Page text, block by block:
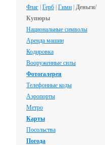
Флаг Герб Гимн Деньги/
Купюры
Национальные символы
Аренда машин
Кодировка
Вооруженные силы
Фотогалерея
Телефонные коды
Аэропорты
Метро
Карты
Посольства
Погода